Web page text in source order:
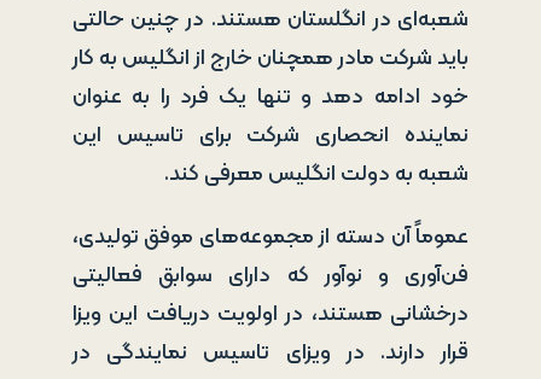
شعبه‌ای در انگلستان هستند. در چنین حالتی
باید شرکت مادر همچنان خارج از انگلیس به کار
خود ادامه دهد و تنها یک فرد را به عنوان
نماینده انحصاری شرکت برای تاسیس این
شعبه به دولت انگلیس معرفی کند.
عموماً آن دسته از مجموعه‌های موفق تولیدی،
فن‌آوری و نوآور که دارای سوابق فعالیتی
درخشانی هستند، در اولویت دریافت این ویزا
قرار دارند. در ویزای تاسیس نمایندگی در